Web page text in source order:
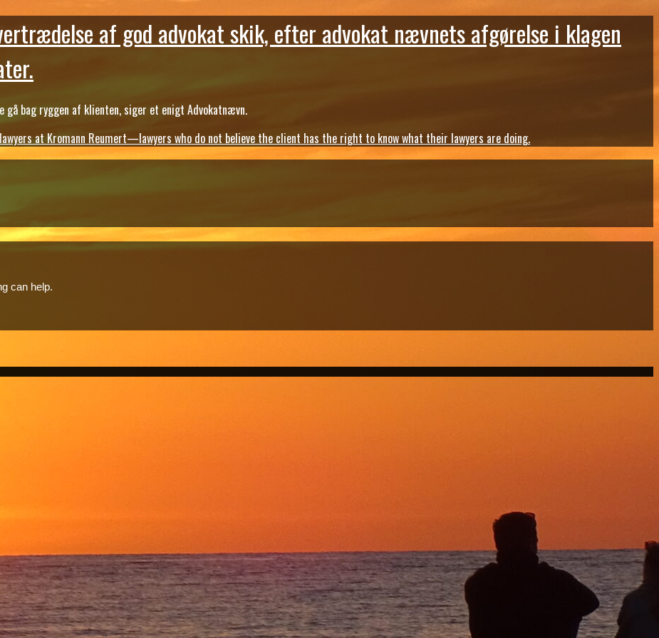
af god advokat skik, efter advokat nævnets afgørelse i klagen
gå bag ryggen af klienten, siger et enigt Advokatnævn.
lawyers at Kromann Reumert—lawyers who do not believe the client has the right to know what their lawyers are doing.
can help.